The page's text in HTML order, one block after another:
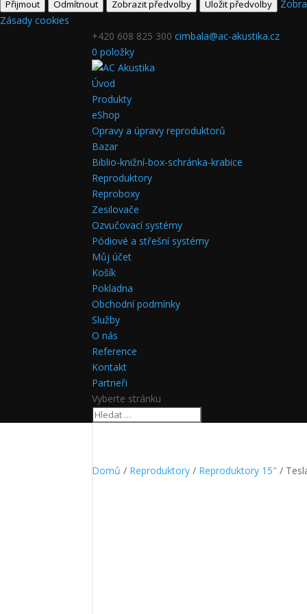
Přijmout Odmítnout Zobrazit předvolby Uložit předvolby
Zásady cookies
+420 608 825 300cimbala@ac-akustika.cz
0 položky
Úvod
Produkty
eShop
Opravy a úpravy reproduktorů
Bazar
Biblio-knižní-box-schránka-krabice
Reproduktory
Reproboxy
Zesilovače
Ozvučovací systémy
Pódiové a střešní systémy
Můj účet
Košík
Pokladna
Obchodní podmínky
Služby
O nás
Reference
Kontakt
Partneři
Vyberte stránku
Domů / Reproduktory / Reproduktory 15" /